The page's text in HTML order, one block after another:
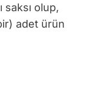
saksı olup,
adet ürün